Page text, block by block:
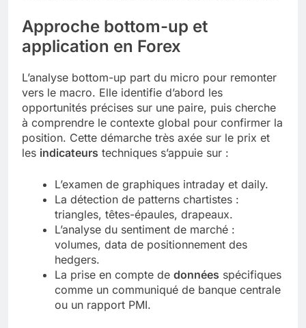
Approche bottom-up et
application en Forex
L’analyse bottom-up part du micro pour remonter
vers le macro. Elle identifie d’abord les
opportunités précises sur une paire, puis cherche
à comprendre le contexte global pour confirmer la
position. Cette démarche très axée sur le prix et
les indicateurs techniques s’appuie sur :
L’examen de graphiques intraday et daily.
La détection de patterns chartistes :
triangles, têtes-épaules, drapeaux.
L’analyse du sentiment de marché :
volumes, data de positionnement des
hedgers.
La prise en compte de données spécifiques
comme un communiqué de banque centrale
ou un rapport PMI.